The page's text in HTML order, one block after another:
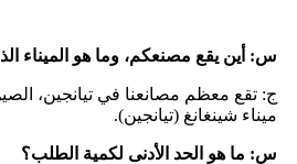
س: أين يقع مصنعكم، وما هو الميناء
ج: تقع معظم مصانعنا في تيانجين،
ميناء شينغانغ (تيانجين).
س: ما هو الحد الأدنى لكمية الطلب؟